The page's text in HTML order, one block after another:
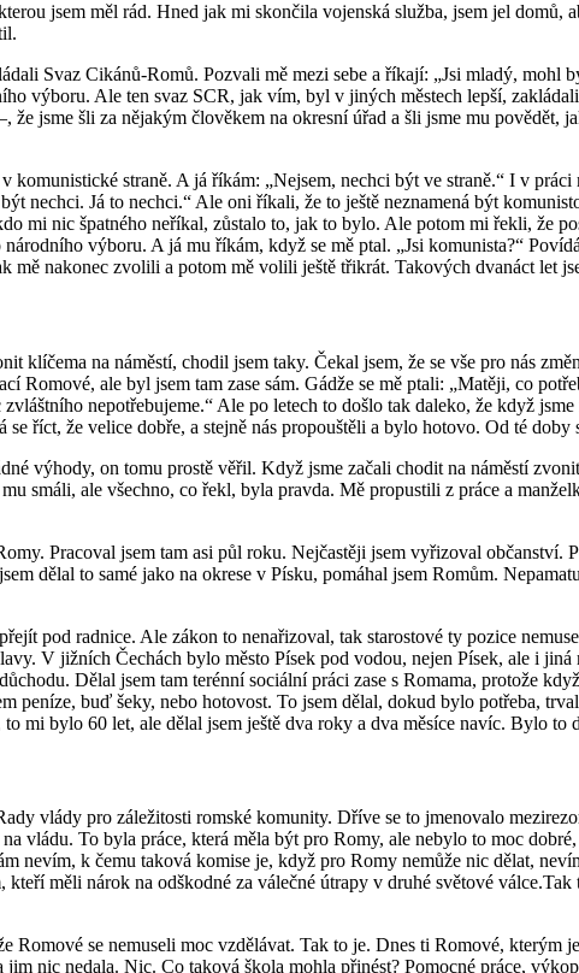
jsem měl rád. Hned jak mi skončila vojenská služba, jsem jel
Svaz Cikánů-Romů. Pozvali mě mezi sebe a říkají: „Jsi mladý,
výboru. Ale ten svaz SCR, jak vím, byl v jiných městech lepší,
že jsme šli za nějakým člověkem na okresní úřad a šli jsme mu
komunistické straně. A já říkám: „Nejsem, nechci být ve straně.“ I v
nechci. Já to nechci.“ Ale oni říkali, že to ještě neznamená být
mi nic špatného neříkal, zůstalo to, jak to bylo. Ale potom mi řekli, že
výboru. A já mu říkám, když se mě ptal. „Jsi komunista?“
mě nakonec zvolili a potom mě volili ještě třikrát. Takových dvanáct let
klíčema na náměstí, chodil jsem taky. Čekal jsem, že se vše pro nás
Romové, ale byl jsem tam zase sám. Gádže se mě ptali: „Matěji, co
nepotřebujeme.“ Ale po letech to došlo tak daleko, že když
říct, že velice dobře, a stejně nás propouštěli a bylo hotovo. Od té
výhody, on tomu prostě věřil. Když jsme začali chodit na náměstí
smáli, ale všechno, co řekl, byla pravda. Mě propustili z práce a
Pracoval jsem tam asi půl roku. Nejčastěji jsem vyřizoval občanství.
dělal to samé jako na okrese v Písku, pomáhal jsem Romům.
pod radnice. Ale zákon to nenařizoval, tak starostové ty pozice
V jižních Čechách bylo město Písek pod vodou, nejen Písek, ale i
Dělal jsem tam terénní sociální práci zase s Romama, protože
peníze, buď šeky, nebo hotovost. To jsem dělal, dokud bylo potřeba,
mi bylo 60 let, ale dělal jsem ještě dva roky a dva měsíce navíc. Bylo to
vlády pro záležitosti romské komunity. Dříve se to jmenovalo
vládu. To byla práce, která měla být pro Romy, ale nebylo to moc
nevím, k čemu taková komise je, když pro Romy nemůže nic dělat,
měli nárok na odškodné za válečné útrapy v druhé světové
se nemuseli moc vzdělávat. Tak to je. Dnes ti Romové, kterým
nic nedala. Nic. Co taková škola mohla přinést? Pomocné práce,